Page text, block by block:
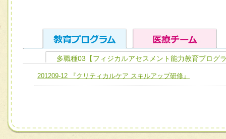
ユニット１ 医療人としての基礎能力
全人的医療を実践する医療人として、必要な基礎能力を身
必要に応じて柔軟に医療チームを組織し、強調できる
チーム01【病院内横断的問題解決チーム】
チーム03【癌患者服薬サポートチーム】
多職種03【フィジカルアセスメント能力教育プログ
201209-12 『クリティカルケア スキルアップ研修』